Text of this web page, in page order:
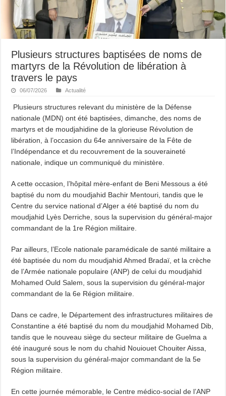
Plusieurs structures baptisées de noms de
martyrs de la Révolution de libération à
travers le pays
06/07/2026 Actualité
Plusieurs structures relevant du ministère de la Défense
nationale (MDN) ont été baptisées, dimanche, des noms de
martyrs et de moudjahidine de la glorieuse Révolution de
libération, à l’occasion du 64e anniversaire de la Fête de
l’Indépendance et du recouvrement de la souveraineté
nationale, indique un communiqué du ministère.
A cette occasion, l’hôpital mère-enfant de Beni Messous a été
baptisé du nom du moudjahid Bachir Mentouri, tandis que le
Centre du service national d’Alger a été baptisé du nom du
moudjahid Lyès Derriche, sous la supervision du général-major
commandant de la 1re Région militaire.
Par ailleurs, l’Ecole nationale paramédicale de santé militaire a
été baptisée du nom du moudjahid Ahmed Bradaï, et la crèche
de l’Armée nationale populaire (ANP) de celui du moudjahid
Mohamed Ould Salem, sous la supervision du général-major
commandant de la 6e Région militaire.
Dans ce cadre, le Département des infrastructures militaires de
Constantine a été baptisé du nom du moudjahid Mohamed Dib,
tandis que le nouveau siège du secteur militaire de Guelma a
été inauguré sous le nom du chahid Nouiouet Chouiter Aissa,
sous la supervision du général-major commandant de la 5e
Région militaire.
En cette journée mémorable, le Centre médico-social de l’ANP